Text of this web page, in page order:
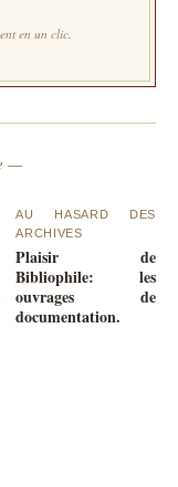
en un clic.
—
AU HASARD DES
ARCHIVES
Plaisir de
Bibliophile: les
ouvrages de
documentation.